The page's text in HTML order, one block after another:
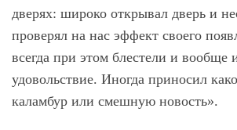
дверях: широко открывал дверь и
проверял на нас эффект своего
всегда при этом блестели и вообще
удовольствие. Иногда приносил
каламбур или смешную новость».